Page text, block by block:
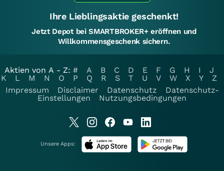
Ihre Lieblingsaktie geschenkt!
Jetzt Depot bei SMARTBROKER+ eröffnen und
Willkommensgeschenk sichern.
Aktien von A - Z: # A B C D E F G H I
J
K
L M N O P Q R S T U V W X Y
Z
Impressum
Disclaimer Datenschutz
Datenschutz-
Einstellungen
Nutzungsbedingungen
Unsere Apps: